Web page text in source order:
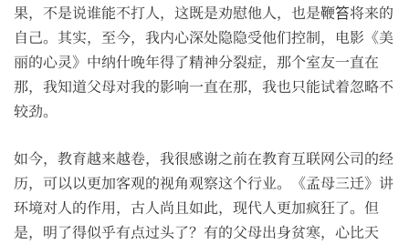
果，不是说谁能不打人，这既是劝慰他人，也是鞭笞将来的
自己。其实，至今，我内心深处隐隐受他们控制，电影《美
丽的心灵》中纳什晚年得了精神分裂症，那个室友一直在
那，我知道父母对我的影响一直在那，我也只能试着忽略不
较劲。
如今，教育越来越卷，我很感谢之前在教育互联网公司的经
历，可以以更加客观的视角观察这个行业。《孟母三迁》讲
环境对人的作用，古人尚且如此，现代人更加疯狂了。但
是，明了得似乎有点过头了？有的父母出身贫寒，心比天